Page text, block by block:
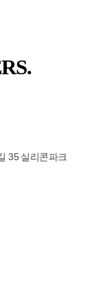
35 실리콘파크